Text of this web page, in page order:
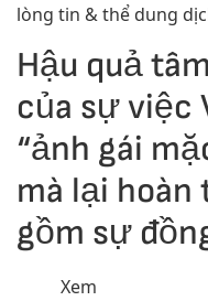
lòng tin & thể dung
Hậu quả
của sự việc
“ảnh gái
mà lại hoàn
gồm sự
Xem